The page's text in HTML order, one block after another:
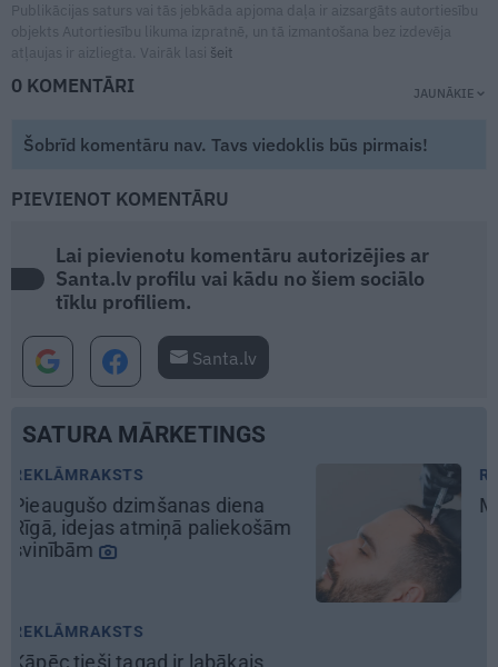
Publikācijas saturs vai tās jebkāda apjoma daļa ir aizsargāts autortiesību
objekts Autortiesību likuma izpratnē, un tā izmantošana bez izdevēja
atļaujas ir aizliegta. Vairāk lasi šeit
0 KOMENTĀRI JAUNĀKIE
Šobrīd komentāru nav. Tavs viedoklis būs pirmais!
PIEVIENOT KOMENTĀRU
Lai pievienotu komentāru autorizējies ar
Santa.lv profilu vai kādu no šiem sociālo
tīklu profiliem.
Santa.lv
SATURA MĀRKETINGS
Matu otrais cēliens